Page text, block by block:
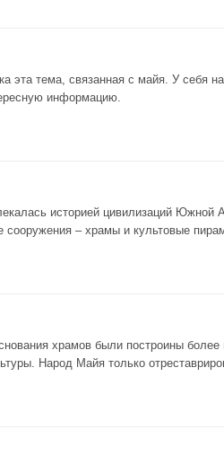
эта тема, связанная с майя. У себя
информацию.
историей цивилизаций Южной
сооружения – храмы и культовые
храмов были построины более
Народ Майя только